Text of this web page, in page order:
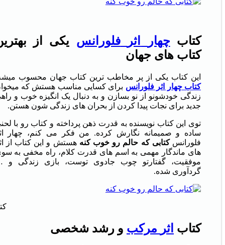
کتاب چهار اثر فلورانس یکی از
کتاب های جهان
این کتاب یکی از پر مخاطب ترین کتاب جهان محسوب
کتاب چهار اثر فلورانس برای کسایی مناسب هستش که
زندگی خودشونو از نو بسازن و به دنبال یک انگیزه خوب و
جدید برای نجات پیدا کردن از بحران های زندگی شون هستن.
توی این کتاب نویسنده به قدرت ذهن پرداخته و کتاب رو با
ساده و صمیمانه نگارش کرده. من فکر می کنم، چهار
فلورانسکتابی که حالم رو خوب کنه هستش و این کتاب از
های ماندگار مهمی به اسم های قدرت کلام، راه مخفی به
موفقیت، گفتارتو چوب جادوی توست، بازی زندگی و
گردآوری شده.
کتاب اثر مرکب و رشد شخصی